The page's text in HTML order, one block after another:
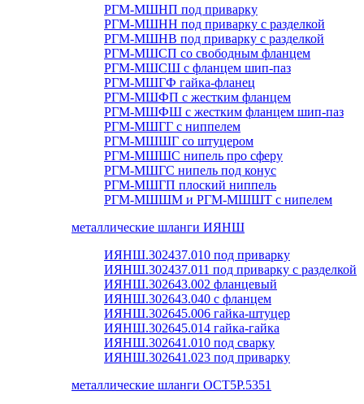
РГМ-МШНП под приварку
РГМ-МШНН под приварку с разделкой
РГМ-МШНВ под приварку с разделкой
РГМ-МШСП со свободным фланцем
РГМ-МШСШ с фланцем шип-паз
РГМ-МШГФ гайка-фланец
РГМ-МШФП с жестким фланцем
РГМ-МШФШ с жестким фланцем шип-паз
РГМ-МШГГ с ниппелем
РГМ-МШШГ со штуцером
РГМ-МШШС нипель про сферу
РГМ-МШГС нипель под конус
РГМ-МШГП плоский ниппель
РГМ-МШШМ и РГМ-МШШТ с нипелем
металлические шланги ИЯНШ
ИЯНШ.302437.010 под приварку
ИЯНШ.302437.011 под приварку с разделкой
ИЯНШ.302643.002 фланцевый
ИЯНШ.302643.040 с фланцем
ИЯНШ.302645.006 гайка-штуцер
ИЯНШ.302645.014 гайка-гайка
ИЯНШ.302641.010 под сварку
ИЯНШ.302641.023 под приварку
металлические шланги ОСТ5Р.5351